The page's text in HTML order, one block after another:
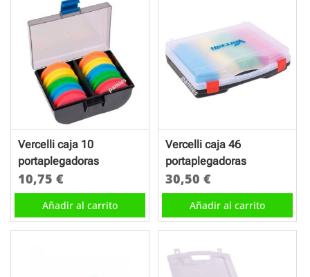
Vercelli caja 10
portaplegadoras
10,75 €
Añadir al carrito
Vercelli caja 46
portaplegadoras
30,50€
Añadir al carrito